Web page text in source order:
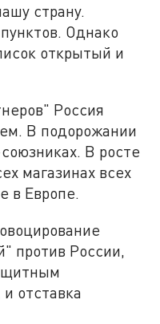
страну.
Однако
открытый и
Россия
В подорожании
В росте
магазинах всех
в Европе.
против России,
отставка